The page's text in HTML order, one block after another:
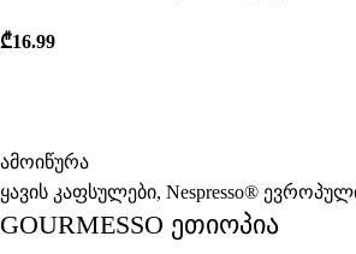
₾16.99
ამოიწურა
ყავის კაფსულები, Nespresso®
GOURMESSO ეთიოპია